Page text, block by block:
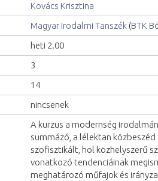
Kovács Krisztina
Magyar Irodalmi Tanszék (BTK
heti 2.00
3
14
nincsenek
A kurzus a modernség
summázó, a lélektan
szofisztikált, hol közhelyszerű
vonatkozó tendenciáinak
meghatározó műfajok és